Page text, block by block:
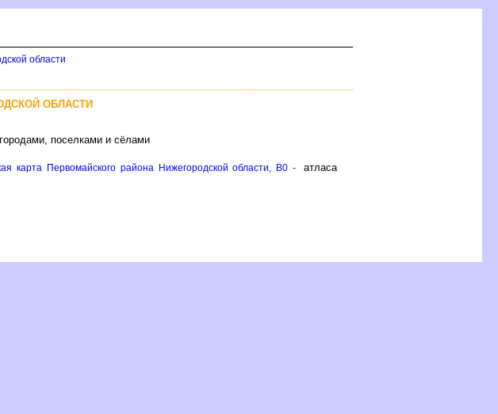
области
ОБЛАСТИ
поселками и сёлами
карта Первомайского района Нижегородской области, B0 -
атласа